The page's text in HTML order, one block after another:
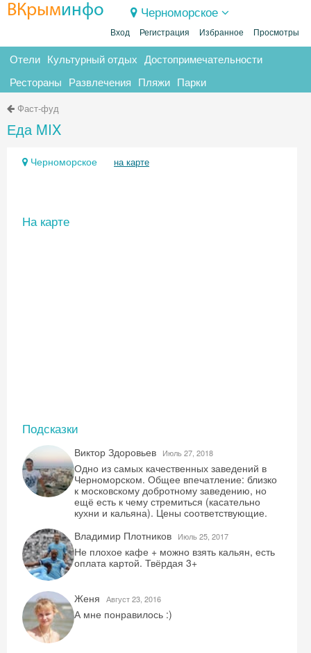
ВКрыминфо Черноморское
Вход Регистрация Избранное Просмотры
Отели Культурный отдых Достопримечательности
Рестораны Развлечения Пляжи Парки
Фаст-фуд
Еда MIX
Черноморское на карте
На карте
Подсказки
Виктор Здоровьев Июль 27, 2018
Одно из самых качественных заведений в
Черноморском. Общее впечатление: близко
к московскому добротному заведению, но
ещё есть к чему стремиться (касательно
кухни и кальяна). Цены соответствующие.
Владимир Плотников
Июль 25, 2017
Не плохое кафе + можно взять кальян, есть
оплата картой. Твёрдая 3+
Женя Август 23, 2016
А мне понравилось :)